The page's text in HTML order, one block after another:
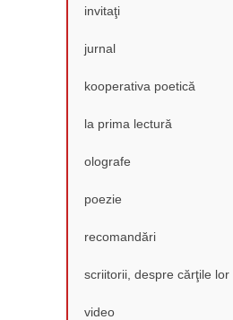
invitaţi
jurnal
kooperativa poetică
la prima lectură
olografe
poezie
recomandări
scriitorii, despre cărţile lor
video